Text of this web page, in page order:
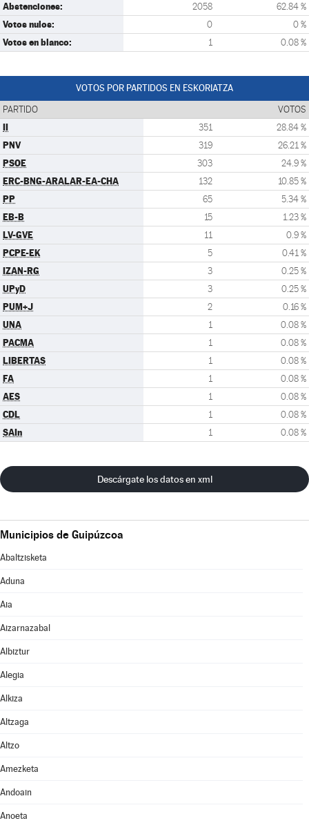
Abstenciones: 2058 62.84 %
Votos nulos: 0 0 %
Votos en blanco: 1 0.08 %
VOTOS POR PARTIDOS EN ESKORIATZA
PARTIDO VOTOS
II 351 28.84 %
PNV 319 26.21 %
PSOE 303 24.9 %
ERC-BNG-ARALAR-EA-CHA 132 10.85 %
PP 65 5.34 %
EB-B 15 1.23 %
LV-GVE 11 0.9 %
PCPE-EK 5 0.41 %
IZAN-RG 3 0.25 %
UPyD 3 0.25 %
PUM+J 2 0.16 %
UNA 1 0.08 %
PACMA 1 0.08 %
LIBERTAS 1 0.08 %
FA 1 0.08 %
AES 1 0.08 %
CDL 1 0.08 %
SAIn 1 0.08 %
Descárgate los datos en xml
Municipios de Guipúzcoa
Abaltzisketa
Aduna
Aia
Aizarnazabal
Albiztur
Alegia
Alkiza
Altzaga
Altzo
Amezketa
Andoain
Anoeta